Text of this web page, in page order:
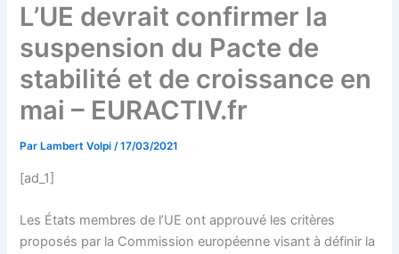
L’UE devrait confirmer la
suspension du Pacte de
stabilité et de croissance en
mai – EURACTIV.fr
Par Lambert Volpi/17/03/2021
[ad_1]
Les États membres de l’UE ont approuvé les critères
proposés par la Commission européenne visant à définir la